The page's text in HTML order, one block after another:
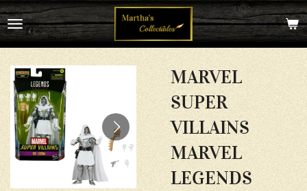
Ga
direct
naar
hoofdinhoud
MARVEL
SUPER
VILLAINS
MARVEL
LEGENDS